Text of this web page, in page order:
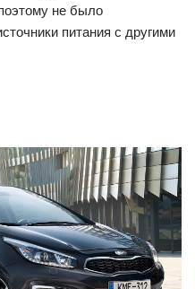
не было
питания с другими